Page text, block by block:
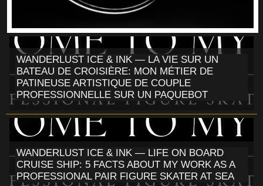
WANDERLUST ICE & INK — LA VIE SUR UN
BATEAU DE CROISIÈRE: MON MÉTIER DE
PATINEUSE ARTISTIQUE DE COUPLE
PROFESSIONNELLE SUR UN PAQUEBOT
WANDERLUST ICE & INK — LIFE ON BOARD
CRUISE SHIP: 5 FACTS ABOUT MY WORK AS A
PROFESSIONAL PAIR FIGURE SKATER AT SEA